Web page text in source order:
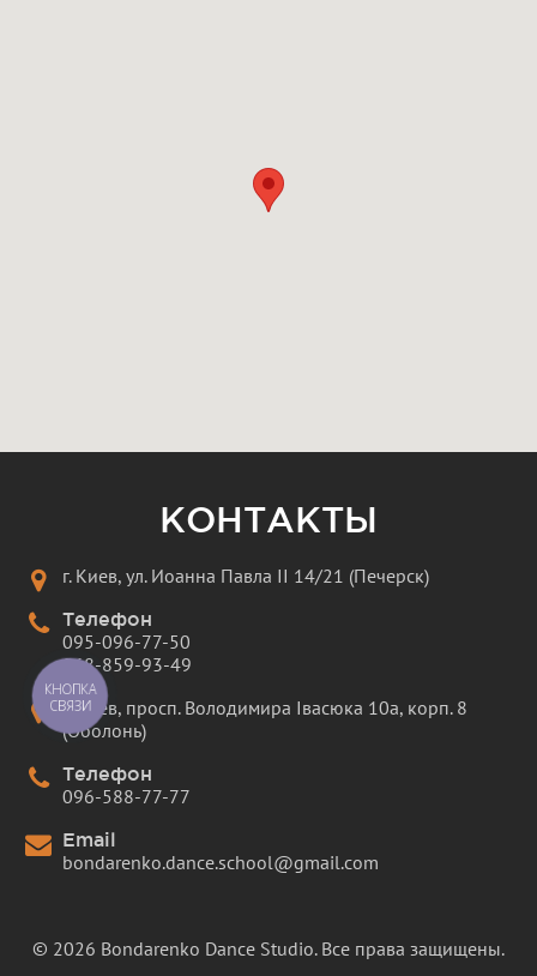
КОНТАКТЫ
г. Киев, ул. Иоанна Павла II 14/21 (Печерск)
Телефон
095-096-77-50
068-859-93-49
г. Киев, просп. Володимира Івасюка 10а, корп. 8
(Оболонь)
Телефон
096-588-77-77
Email
bondarenko.dance.school@gmail.com
© 2026 Bondarenko Dance Studio. Все права защищены.
КНОПКА
СВЯЗИ